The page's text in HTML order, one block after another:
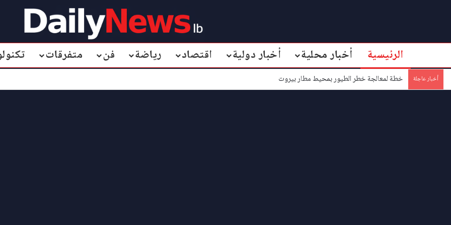
الرئيسية أخبار محلية أخبار دولية اقتصاد رياضة فن متفرقات
أخبار عاجلة خطة لمعالجة خطر الطيور بمحيط مطار بيروت